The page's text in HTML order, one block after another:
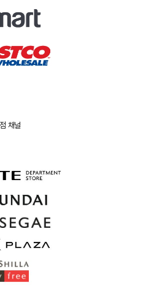
채널